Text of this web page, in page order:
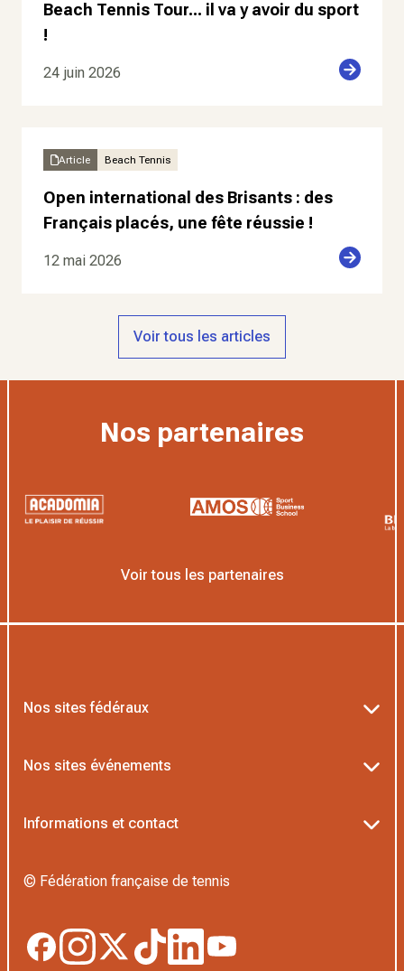
Beach Tennis Tour... il va y avoir du sport
!
24 juin 2026
Article Beach Tennis
Open international des Brisants : des
Français placés, une fête réussie !
12 mai 2026
Voir tous les articles
Nos partenaires
Voir tous les partenaires
Nos sites fédéraux
L’Institut Formation Tennis
Proshop FFT
Nos sites événements
Boutique Officielle
Informations et contact
Politique des cookies
© Fédération française de tennis